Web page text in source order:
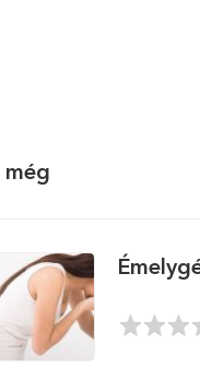
még